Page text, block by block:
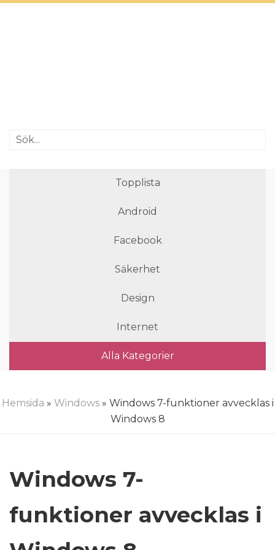
Topplista
Android
Facebook
Säkerhet
Design
Internet
Alla Kategorier
Hemsida » Windows» Windows 7-funktioner avvecklas i
Windows 8
Windows 7-
funktioner avvecklas i